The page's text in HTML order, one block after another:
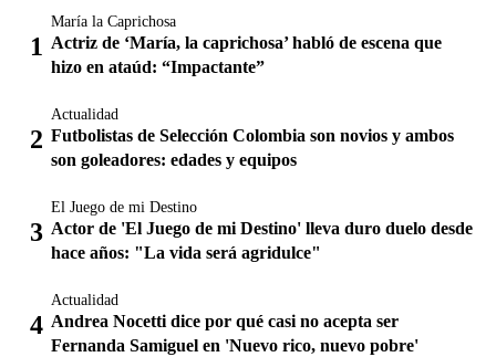
María la Caprichosa
Actriz de ‘María, la caprichosa’ habló de escena que
hizo en ataúd: “Impactante”
Actualidad
Futbolistas de Selección Colombia son novios y ambos
son goleadores: edades y equipos
El Juego de mi Destino
Actor de 'El Juego de mi Destino' lleva duro duelo desde
hace años: "La vida será agridulce"
Actualidad
Andrea Nocetti dice por qué casi no acepta ser
Fernanda Samiguel en 'Nuevo rico, nuevo pobre'